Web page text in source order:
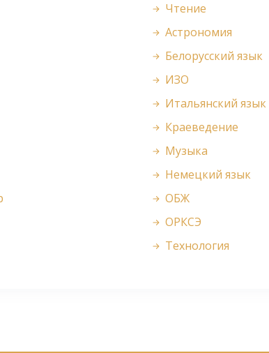
Чтение
Астрономия
Белорусский язык
ИЗО
Итальянский язык
Краеведение
Музыка
Немецкий язык
ОБЖ
ОРКСЭ
Технология